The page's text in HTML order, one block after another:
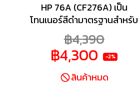
HP 76A (CF276A) เป็น
โทนเนอร์สีดำมาตรฐานสำหรับ
HP LaserJet Pro
M404/M428 ซีรีส์ ให้การพิมพ์
ประมาณ 3,000 หน้า ด้วยผง
หมึก HP EcoSmart ที่พิมพ์คม
ชัด DNA ใช้เทคโนโลยี
฿4,390
฿4,300 -2%
สินค้าหมด